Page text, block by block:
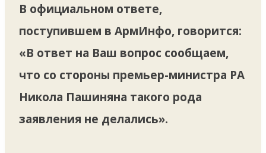
В официальном ответе,
поступившем в АрмИнфо, говорится:
«В ответ на Ваш вопрос сообщаем,
что со стороны премьер-министра РА
Никола Пашиняна такого рода
заявления не делались».